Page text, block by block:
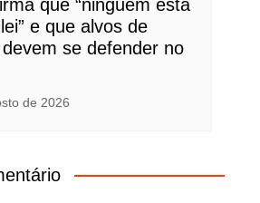
que “ninguém está
e que alvos de
se defender no
de 2026